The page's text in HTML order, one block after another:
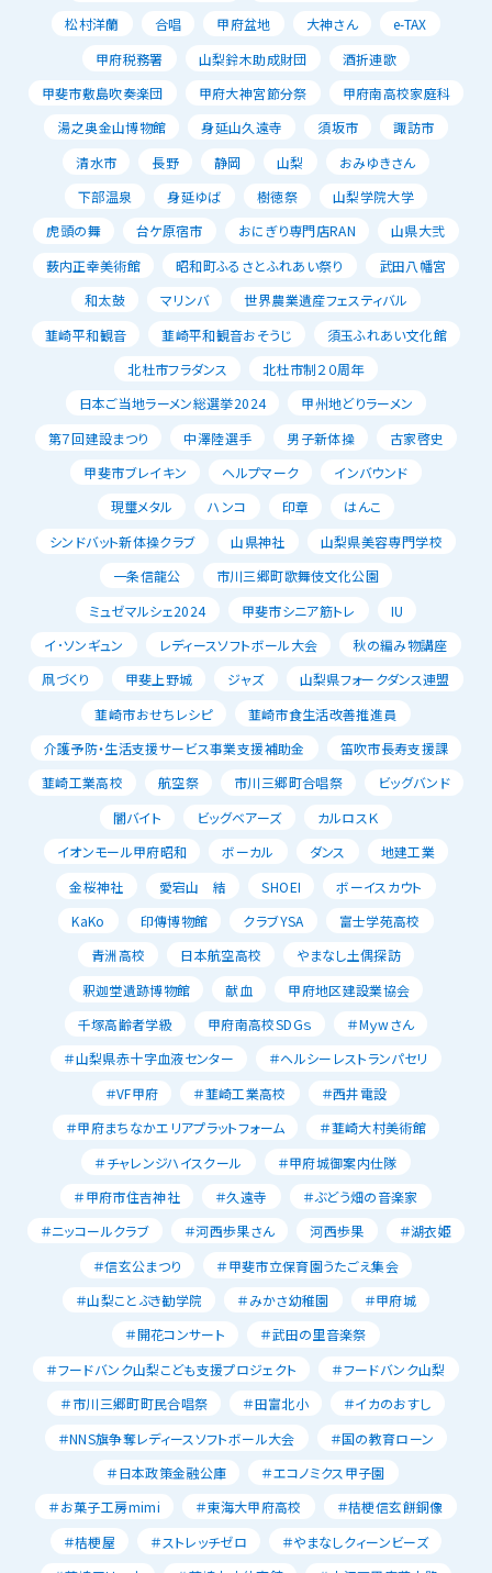
松村洋蘭
合唱 甲府盆地 大神さん
e-TAX
甲府税務署
山梨鈴木助成財団
酒折連歌
甲斐市敷島吹奏楽団
甲府大神宮節分祭
甲府南高校家庭科
湯之奥金山博物館
身延山久遠寺 須坂市
諏訪市
清水市
長野 静岡 山梨
おみゆきさん
下部温泉
身延ゆば 樹徳祭
山梨学院大学
虎頭の舞
台ケ原宿市 おにぎり専門店RAN
山県大弐
薮内正幸美術館
昭和町ふるさとふれあい祭り
武田八幡宮
和太鼓
マリンバ
世界農業遺産フェスティバル
韮崎平和観音
韮崎平和観音おそうじ
須玉ふれあい文化館
北杜市フラダンス
北杜市制２０周年
日本ご当地ラーメン総選挙2024
甲州地どりラーメン
第７回建設まつり
中澤陸選手 男子新体操
古家啓史
甲斐市ブレイキン
ヘルプマーク
インバウンド
現璽メタル
ハンコ 印章
はんこ
シンドバット新体操クラブ
山県神社
山梨県美容専門学校
一条信龍公
市川三郷町歌舞伎文化公園
ミュゼマルシェ2024
甲斐市シニア筋トレ
IU
イ･ソンギュン
レディースソフトボール大会
秋の編み物講座
凧づくり
甲斐上野城 ジャズ
山梨県フォークダンス連盟
韮崎市おせちレシピ
韮崎市食生活改善推進員
介護予防・生活支援サービス事業支援補助金
笛吹市長寿支援課
韮崎工業高校
航空祭 市川三郷町合唱祭
ビッグバンド
闇バイト
ビッグベアーズ
カルロスＫ
イオンモール甲府昭和
ボーカル ダンス
地建工業
金桜神社
愛宕山 結 SHOEI
ボーイスカウト
KaKo
印傳博物館 クラブYSA
富士学苑高校
青洲高校
日本航空高校
やまなし土偶探訪
釈迦堂遺跡博物館
献血
甲府地区建設業協会
千塚高齢者学級
甲府南高校SDGｓ
＃Mｙwさん
＃山梨県赤十字血液センター
＃ヘルシーレストランパセリ
＃VF甲府
＃韮崎工業高校
＃西井電設
＃甲府まちなかエリアプラットフォーム
＃韮崎大村美術館
＃チャレンジハイスクール
＃甲府城御案内仕隊
＃甲府市住吉神社
＃久遠寺
＃ぶどう畑の音楽家
＃ニッコールクラブ
＃河西歩果さん 河西歩果
＃湖衣姫
＃信玄公まつり
＃甲斐市立保育園うたごえ集会
＃山梨ことぶき勧学院
＃みかさ幼稚園
＃甲府城
＃開花コンサート
＃武田の里音楽祭
＃フードバンク山梨こども支援プロジェクト
＃フードバンク山梨
＃市川三郷町町民合唱祭
＃田富北小
＃イカのおすし
＃NNS旗争奪レディースソフトボール大会
＃国の教育ローン
＃日本政策金融公庫
＃エコノミクス甲子園
＃お菓子工房mimi
＃東海大甲府高校
＃桔梗信玄餅銅像
＃桔梗屋
＃ストレッチゼロ
＃やまなしクィーンビーズ